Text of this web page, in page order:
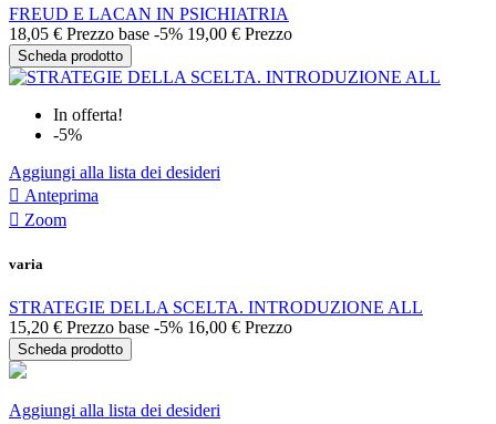
FREUD E LACAN IN PSICHIATRIA
18,05 € Prezzo base -5% 19,00 € Prezzo
Scheda prodotto
In offerta!
-5%
Aggiungi alla lista dei desideri
 Anteprima
 Zoom
varia
STRATEGIE DELLA SCELTA. INTRODUZIONE ALL
15,20 € Prezzo base -5% 16,00 € Prezzo
Scheda prodotto
Aggiungi alla lista dei desideri